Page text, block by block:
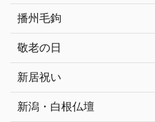
播州毛鉤
敬老の日
新居祝い
新潟・白根仏壇